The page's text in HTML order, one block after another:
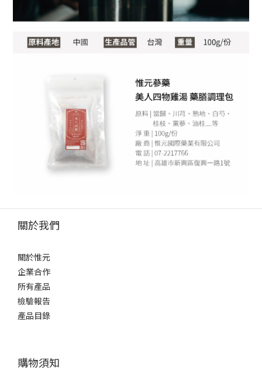
關於我們
關於惟元
企業合作
所有產品
檢驗報告
產品目錄
購物須知